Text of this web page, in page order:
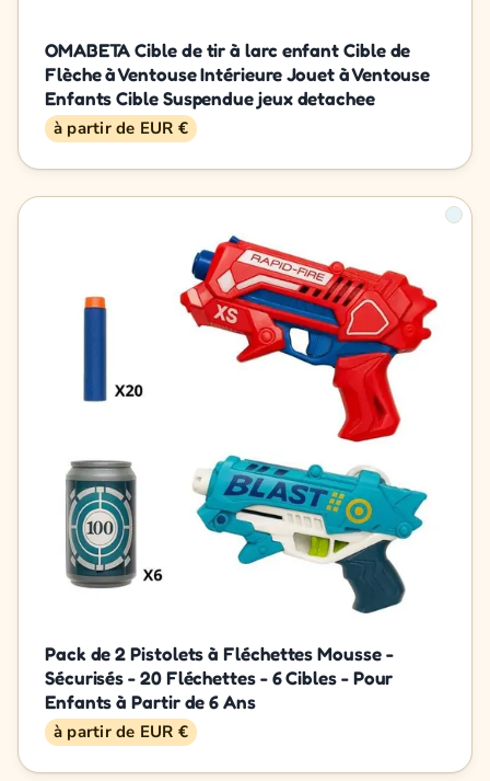
OMABETA Cible de tir à larc enfant Cible de
Flèche à Ventouse Intérieure Jouet à Ventouse
Enfants Cible Suspendue jeux detachee
à partir de EUR €
Pack de 2 Pistolets à Fléchettes Mousse -
Sécurisés - 20 Fléchettes - 6 Cibles - Pour
Enfants à Partir de 6 Ans
à partir de EUR €